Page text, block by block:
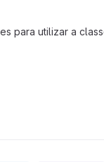
para utilizar a